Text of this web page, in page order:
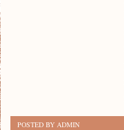
POSTED BY ADMIN